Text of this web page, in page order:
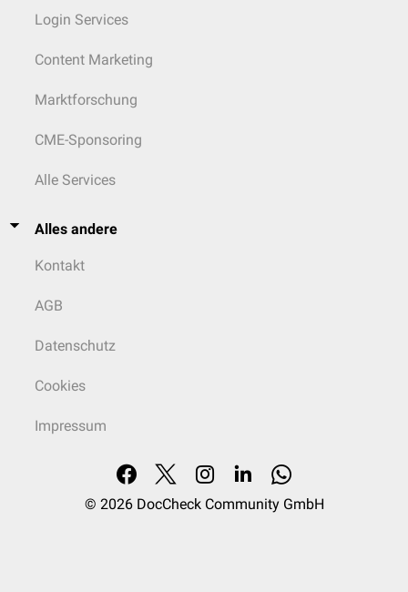
Login Services
Content Marketing
Marktforschung
CME-Sponsoring
Alle Services
Alles andere
Kontakt
AGB
Datenschutz
Cookies
Impressum
© 2026 DocCheck Community GmbH